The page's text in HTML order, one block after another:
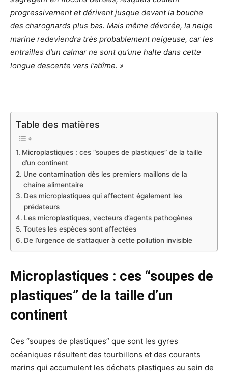
progressivement et dérivent jusque devant la bouche
des charognards plus bas. Mais même dévorée, la neige
marine redeviendra très probablement neigeuse, car les
entrailles d’un calmar ne sont qu’une halte dans cette
longue descente vers l’abîme. »
Table des matières
Microplastiques : ces “soupes de plastiques” de la taille
d’un continent
Une contamination dès les premiers maillons de la
chaîne alimentaire
Des microplastiques qui affectent également les
prédateurs
Les microplastiques, vecteurs d’agents pathogènes
Toutes les espèces sont affectées
De l’urgence de s’attaquer à cette pollution invisible
Microplastiques : ces “soupes de
plastiques” de la taille d’un
continent
Ces “soupes de plastiques” que sont les gyres
océaniques résultent des tourbillons et des courants
marins qui accumulent les déchets plastiques au sein de